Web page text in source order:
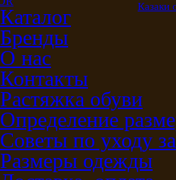
Казаки
Каталог
Бренды
О нас
Контакты
Растяжка обуви
Определение
Советы по уходу
Размеры одежды